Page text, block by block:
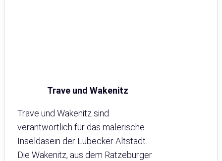
Trave und Wakenitz
Trave und Wakenitz sind
verantwortlich für das malerische
Inseldasein der Lübecker Altstadt.
Die Wakenitz, aus dem Ratzeburger